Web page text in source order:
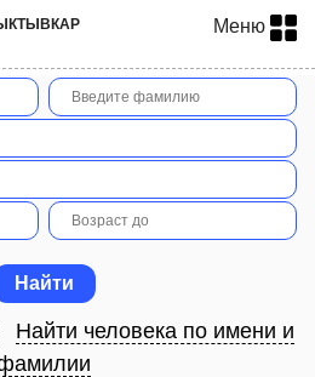
Меню
Найти человека по имени и